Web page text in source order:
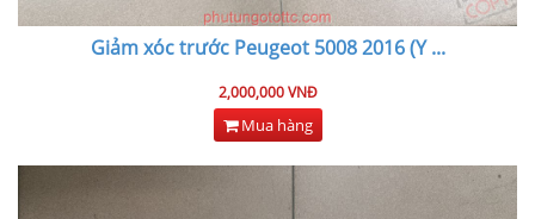
Giảm xóc trước Peugeot 5008 2016 (Y...
2,000,000 VNĐ
Mua hàng